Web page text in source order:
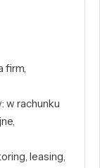
firm,
w rachunku
leasing,